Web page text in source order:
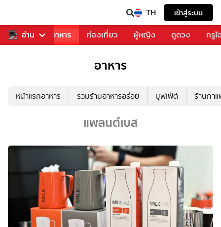
TH เข้าสู่ระบบ
อ่าน
การเพลง อาหาร ท่องเที่ยว ผู้หญิง ดูดวง ทรู
อาหาร
หน้าแรกอาหาร รวมร้านอาหารอร่อย บุฟเฟ่ต์ ร้านกา
แพลนต์เบส